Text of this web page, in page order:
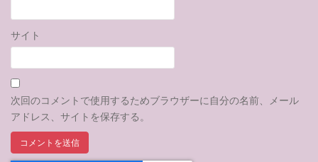
サイト
次回のコメントで使用するためブラウザーに自分の名前、メール
アドレス、サイトを保存する。